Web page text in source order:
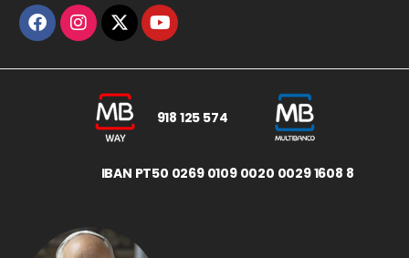
918 125 574
IBAN PT50 0269 0109 0020 0029 1608 8